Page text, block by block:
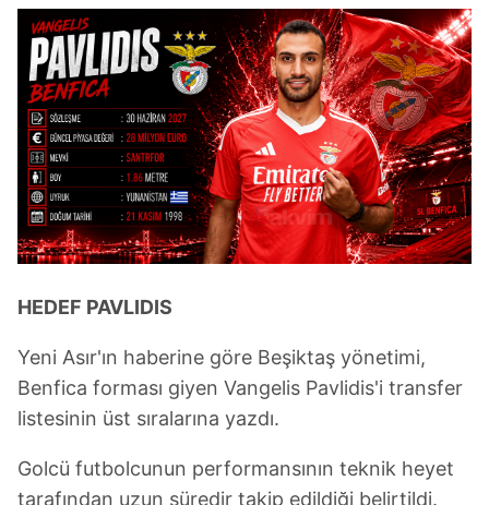
HEDEF PAVLIDIS
Yeni Asır'ın haberine göre Beşiktaş yönetimi,
Benfica forması giyen Vangelis Pavlidis'i transfer
listesinin üst sıralarına yazdı.
Golcü futbolcunun performansının teknik heyet
tarafından uzun süredir takip edildiği belirtildi.